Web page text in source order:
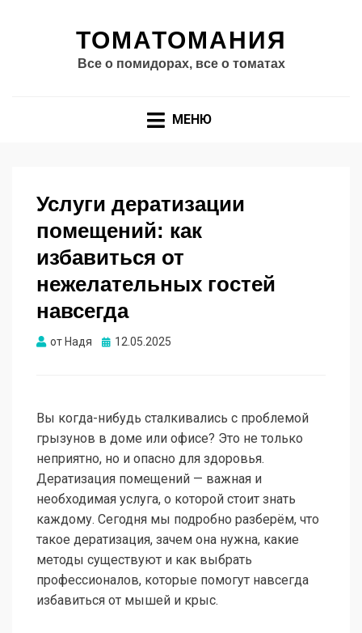
ТОМАТОМАНИЯ
Все о помидорах, все о томатах
МЕНЮ
Услуги дератизации
помещений: как
избавиться от
нежелательных гостей
навсегда
от Надя Опубликовано
12.05.2025
Вы когда-нибудь сталкивались с проблемой
грызунов в доме или офисе? Это не только
неприятно, но и опасно для здоровья.
Дератизация помещений — важная и
необходимая услуга, о которой стоит знать
каждому. Сегодня мы подробно разберём, что
такое дератизация, зачем она нужна, какие
методы существуют и как выбрать
профессионалов, которые помогут навсегда
избавиться от мышей и крыс.